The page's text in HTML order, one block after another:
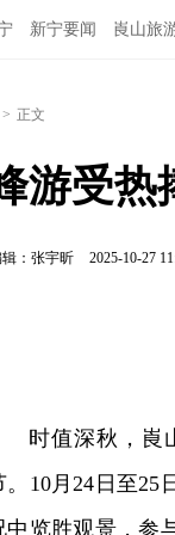
新宁要闻 崀山旅
> 正文
游受热
：张宇昕 2025-10-27
时值深秋，崀
。10月24日至25
中览胜观景，参